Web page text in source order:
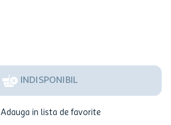
INDISPONIBIL
Adauga in lista de favorite